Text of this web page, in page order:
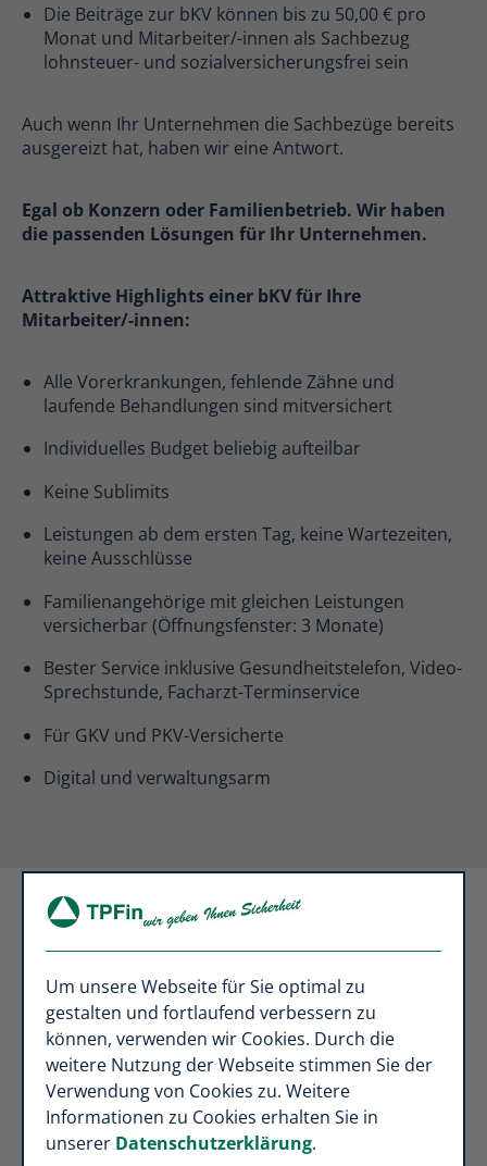
Um unsere Webseite für Sie optimal zu
gestalten und fortlaufend verbessern zu
können, verwenden wir Cookies. Durch die
weitere Nutzung der Webseite stimmen Sie der
Verwendung von Cookies zu. Weitere
Informationen zu Cookies erhalten Sie in
unserer Datenschutzerklärung.
Die Beiträge zur bKV können bis zu 50,00 € pro
Monat und Mitarbeiter/-innen als Sachbezug
lohnsteuer- und sozialversicherungsfrei sein
Auch wenn Ihr Unternehmen die Sachbezüge bereits
ausgereizt hat, haben wir eine Antwort.
Egal ob Konzern oder Familienbetrieb. Wir haben
die passenden Lösungen für Ihr Unternehmen.
Attraktive Highlights einer bKV für Ihre
Mitarbeiter/-innen:
Alle Vorerkrankungen, fehlende Zähne und
laufende Behandlungen sind mitversichert
Individuelles Budget beliebig aufteilbar
Keine Sublimits
Leistungen ab dem ersten Tag, keine Wartezeiten,
keine Ausschlüsse
Familienangehörige mit gleichen Leistungen
versicherbar (Öffnungsfenster: 3 Monate)
Bester Service inklusive Gesundheitstelefon, Video-
Sprechstunde, Facharzt-Terminservice
Für GKV und PKV-Versicherte
Digital und verwaltungsarm
So unterstützen
wir Sie:
Von der Kommunikation in Ihrem Unternehmen bis
hin zur Vertragsverwaltung, z.B.
Präsentationsveranstaltung vor Ort oder digital.
Unterlagen zur Mitarbeiterkommunikation sowie eine